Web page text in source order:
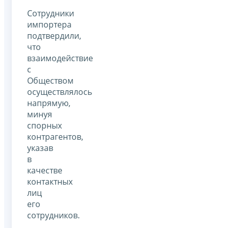
Сотрудники
импортера
подтвердили,
что
взаимодействие
с
Обществом
осуществлялось
напрямую,
минуя
спорных
контрагентов,
указав
в
качестве
контактных
лиц
его
сотрудников.